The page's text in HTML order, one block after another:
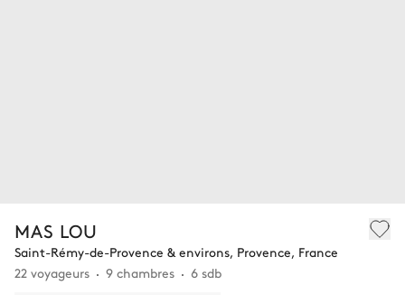
MAS LOU
Saint-Rémy-de-Provence & environs, Provence, France
22 voyageurs
9 chambres 6 sdb